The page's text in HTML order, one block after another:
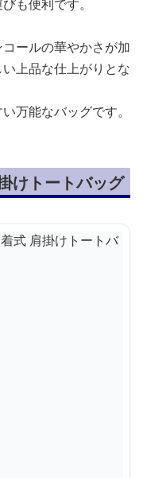
も便利です。
ールの華やかさが加
上品な仕上がりとな
万能なバッグです。
けトートバッグ